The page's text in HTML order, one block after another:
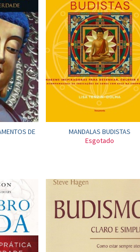
DE
MANDALAS BUDISTAS
Esgotado